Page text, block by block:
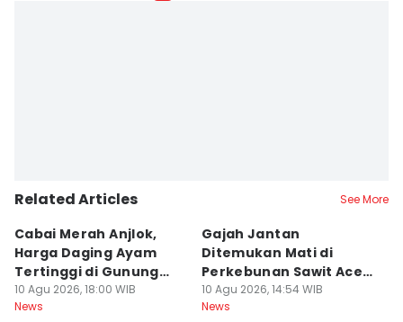
Related Articles See More
Cabai Merah Anjlok,
Harga Daging Ayam
Tertinggi di Gunung
Sitoli
10 Agu 2026, 18:00 WIB
News
Gajah Jantan
Ditemukan Mati di
Perkebunan Sawit Aceh
Tamiang
10 Agu 2026, 14:54 WIB
News